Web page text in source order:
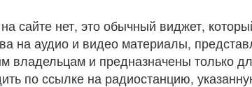
сайте нет, это обычный виджет,
на аудио и видео материалы,
владельцам и предназначены только
по ссылке на радиостанцию,